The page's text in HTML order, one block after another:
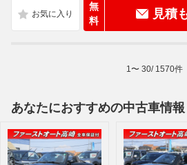
無
料
見積
1 〜 30/ 1570件
あなたにおすすめの中古車情報